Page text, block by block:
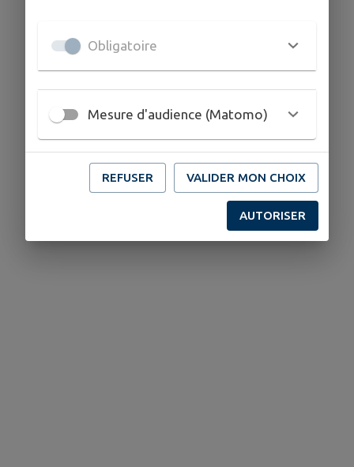
Obligatoire
Mesure d'audience (Matomo)
REFUSER VALIDER MON CHOIX
AUTORISER